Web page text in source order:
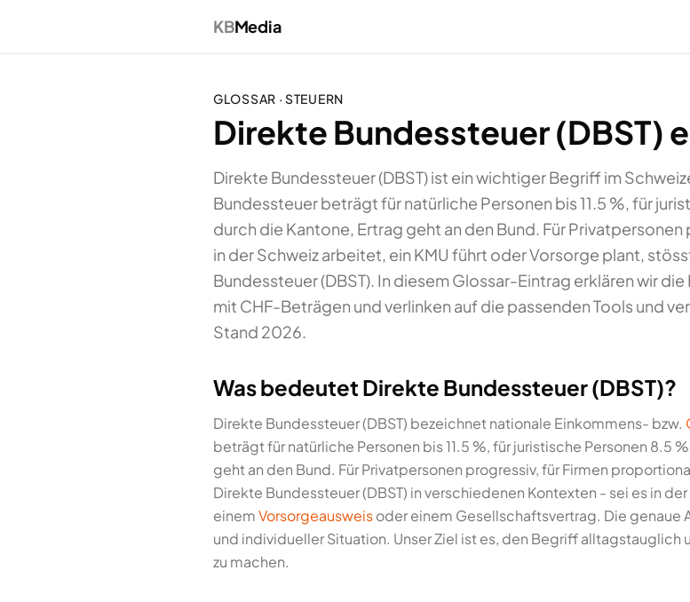
KBMedia
GLOSSAR · STEUERN
Direkte Bundessteuer (DBST)
Direkte Bundessteuer (DBST) ist ein wichtiger Begriff im
Bundessteuer beträgt für natürliche Personen bis 11.5 %, für
durch die Kantone, Ertrag geht an den Bund. Für
in der Schweiz arbeitet, ein KMU führt oder Vorsorge plant,
Bundessteuer (DBST). In diesem Glossar-Eintrag erklären wir
mit CHF-Beträgen und verlinken auf die passenden Tools und
Stand 2026.
Was bedeutet Direkte Bundessteuer (DBST)?
Direkte Bundessteuer (DBST) bezeichnet nationale Einkommens- bzw.
beträgt für natürliche Personen bis 11.5 %, für juristische Personen 8.5
geht an den Bund. Für Privatpersonen progressiv, für Firmen
Direkte Bundessteuer (DBST) in verschiedenen Kontexten - sei es in
einemVorsorgeausweisoder einem Gesellschaftsvertrag. Die genaue
und individueller Situation. Unser Ziel ist es, den Begriff
zu machen.